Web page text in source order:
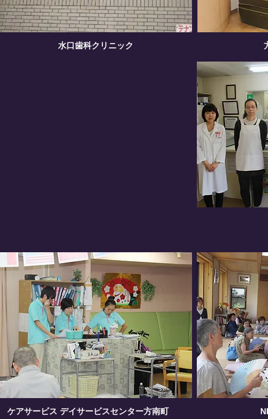
水口歯科クリニック
ケアサービス デイサービスセンター​方南町